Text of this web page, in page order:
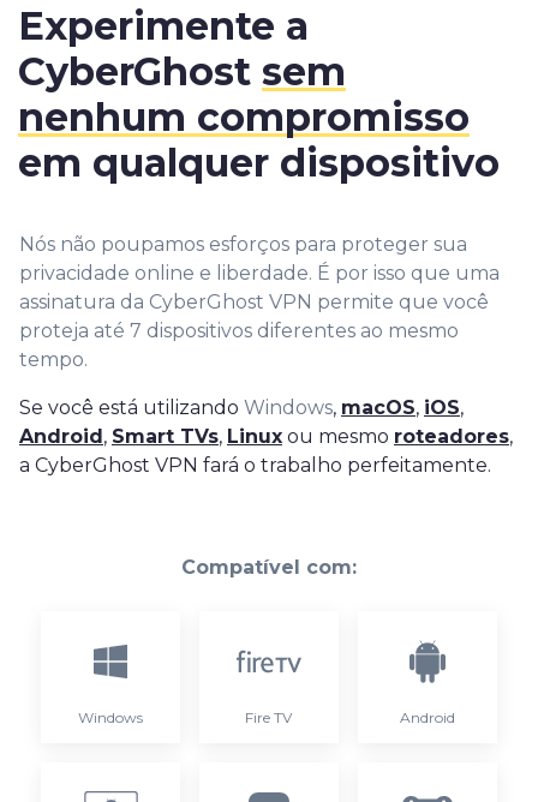
Experimente a
CyberGhost sem
nenhum compromisso
em qualquer dispositivo
Nós não poupamos esforços para proteger sua
privacidade online e liberdade. É por isso que uma
assinatura da CyberGhost VPN permite que você
proteja até 7 dispositivos diferentes ao mesmo
tempo.
Se você está utilizando Windows, macOS, iOS,
Android, Smart TVs, Linux ou mesmo roteadores,
a CyberGhost VPN fará o trabalho perfeitamente.
Compatível com:
Windows Fire TV Android